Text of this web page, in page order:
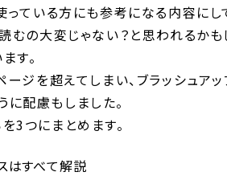
っている方にも参考になる内容にし
むの大変じゃない？と思われるか
す。
ジを超えてしまい、ブラッシュア
配慮もしました。
3つにまとめます。
はすべて解説